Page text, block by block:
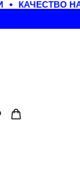
КАЧЕСТВО